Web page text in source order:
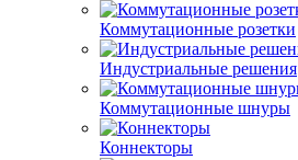
Коммутационные розетки
Индустриальные решения
Коммутационные шнуры
Коннекторы